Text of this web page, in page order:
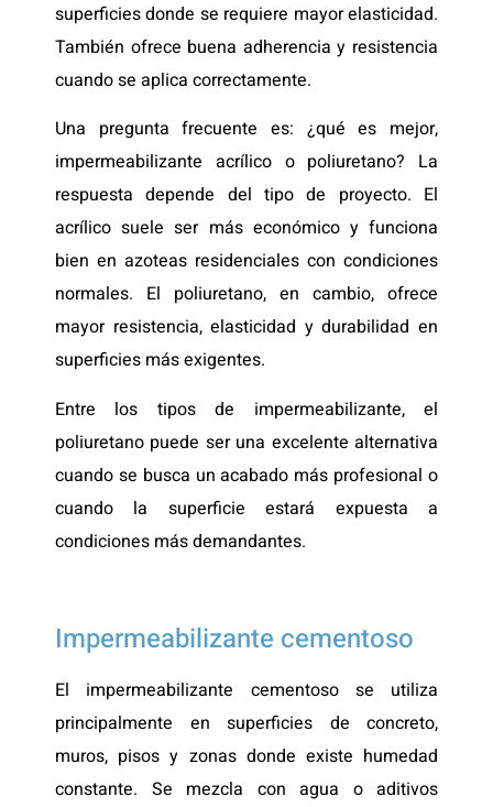
superficies donde se requiere mayor elasticidad.
También ofrece buena adherencia y resistencia
cuando se aplica correctamente.
Una pregunta frecuente es: ¿qué es mejor,
impermeabilizante acrílico o poliuretano? La
respuesta depende del tipo de proyecto. El
acrílico suele ser más económico y funciona
bien en azoteas residenciales con condiciones
normales. El poliuretano, en cambio, ofrece
mayor resistencia, elasticidad y durabilidad en
superficies más exigentes.
Entre los tipos de impermeabilizante, el
poliuretano puede ser una excelente alternativa
cuando se busca un acabado más profesional o
cuando la superficie estará expuesta a
condiciones más demandantes.
Impermeabilizante cementoso
El impermeabilizante cementoso se utiliza
principalmente en superficies de concreto,
muros, pisos y zonas donde existe humedad
constante. Se mezcla con agua o aditivos